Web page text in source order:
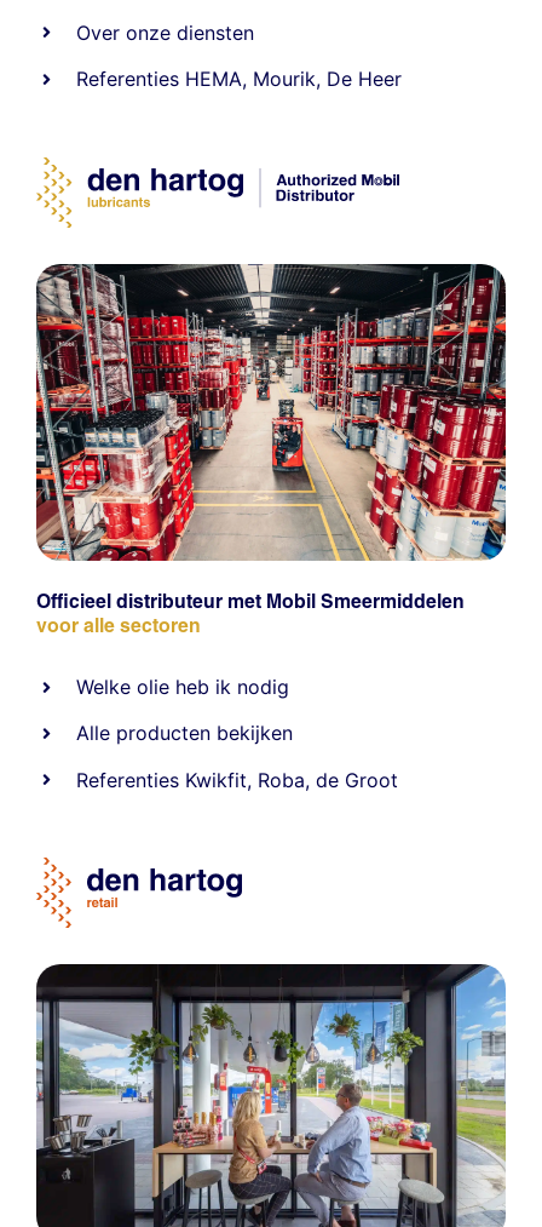
Over onze diensten
Referenties HEMA, Mourik, De Heer
Officieel distributeur met Mobil Smeermiddelen
voor alle sectoren
Welke olie heb ik nodig
Alle producten bekijken
Referenties Kwikfit, Roba,de Groot